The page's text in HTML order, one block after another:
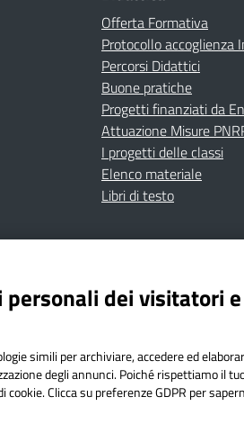
Offerta Formativa
Protocollo accoglienza
Percorsi Didattici
Buone pratiche
Progetti finanziati da
Attuazione Misure
I progetti delle classi
Elenco materiale
Libri di testo
ContattiNote Legali
| P.E.O.:
TOIC84200D | Codice IPA:
dei visitatori e
simili per archiviare, accedere ed
degli annunci. Poiché rispettiamo il
Clicca su preferenze GDPR per